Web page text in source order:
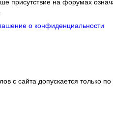
присутствие на форумах
о конфиденциальности
с сайта допускается только